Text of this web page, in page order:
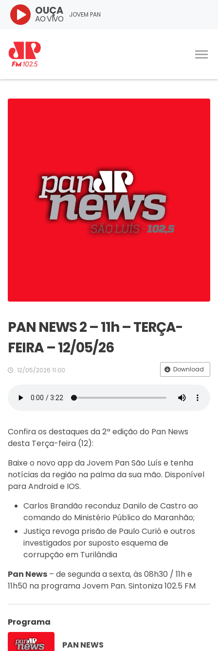
JOVEM PAN
OUÇA
AO VIVO
PAN NEWS 2 – 11h – TERÇA-
FEIRA – 12/05/26
12/05/2026 11:00 Download
Confira os destaques da 2ª edição do Pan News
desta Terça-feira (12):
Baixe o novo app da Jovem Pan São Luís e tenha
notícias da região na palma da sua mão. Disponível
para Android e IOS.
Carlos Brandão reconduz Danilo de Castro ao
comando do Ministério Público do Maranhão;
Justiça revoga prisão de Paulo Curió e outros
investigados por suposto esquema de
corrupção em Turilândia
Pan News – de segunda a sexta, às 08h30 / 11h e
11h50 na programa Jovem Pan. Sintoniza 102.5 FM
Programa
PAN NEWS